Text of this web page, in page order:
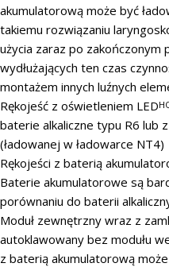
akumulatorową może być
takiemu rozwiązaniu
użycia zaraz po zakończonym
wydłużających ten czas
montażem innych luźnych
Rękojeść z oświetleniem LED
baterie alkaliczne typu R6 lub
(ładowanej w ładowarce NT4)
Rękojeści z baterią
Baterie akumulatorowe są
porównaniu do baterii
Moduł zewnętrzny wraz z
autoklawowany bez modułu
z baterią akumulatorową